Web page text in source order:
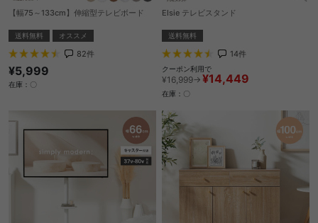
【幅75～133cm】伸縮型テレビボード
送料無料 オススメ
82件
¥5,999
在庫：〇
Elsie テレビスタンド
送料無料
14件
クーポン利用で
¥16,999→ ¥14,449
在庫：〇